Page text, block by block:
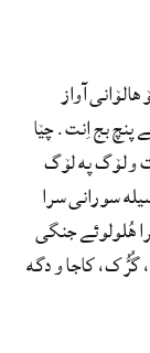
آواز
پنچ بج اِنت. چێا
و لۆگ په لۆگ
سورانی سرا
هُلولوئے جنگی
کاجا و دگه